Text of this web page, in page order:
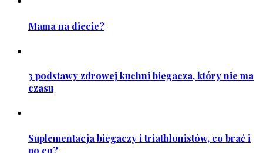
Mama na diecie?
3 podstawy zdrowej kuchni biegacza, który nie ma
czasu
Suplementacja biegaczy i triathlonistów, co brać i
po co?